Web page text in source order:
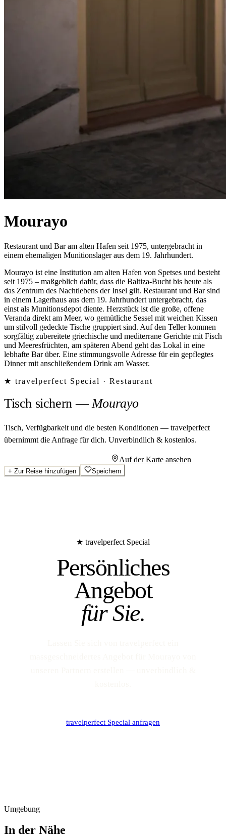
Mourayo
Restaurant und Bar am alten Hafen seit 1975, untergebracht in
einem ehemaligen Munitionslager aus dem 19. Jahrhundert.
Mourayo ist eine Institution am alten Hafen von Spetses und besteht
seit 1975 – maßgeblich dafür, dass die Baltiza-Bucht bis heute als
das Zentrum des Nachtlebens der Insel gilt. Restaurant und Bar sind
in einem Lagerhaus aus dem 19. Jahrhundert untergebracht, das
einst als Munitionsdepot diente. Herzstück ist die große, offene
Veranda direkt am Meer, wo gemütliche Sessel mit weichen Kissen
um stilvoll gedeckte Tische gruppiert sind. Auf den Teller kommen
sorgfältig zubereitete griechische und mediterrane Gerichte mit Fisch
und Meeresfrüchten, am späteren Abend geht das Lokal in eine
lebhafte Bar über. Eine stimmungsvolle Adresse für ein gepflegtes
Dinner mit anschließendem Drink am Wasser.
★ travelperfect Special · Restaurant
Tisch sichern—Mourayo
Tisch, Verfügbarkeit und die besten Konditionen — travelperfect
übernimmt die Anfrage für dich. Unverbindlich & kostenlos.
Auf der Karte ansehen
+ Zur Reise hinzufügen Speichern
★ travelperfect Special
Persönliches
Angebot
für Sie.
travelperfect Special anfragen
Umgebung
In der Nähe